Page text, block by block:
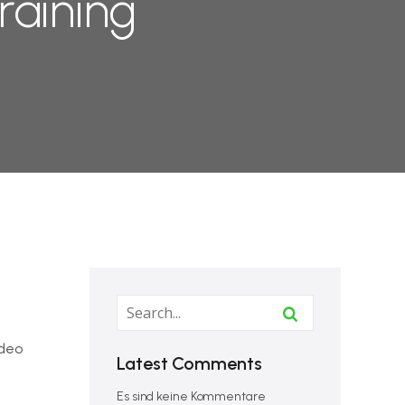
Latest Comments
Es sind keine Kommentare